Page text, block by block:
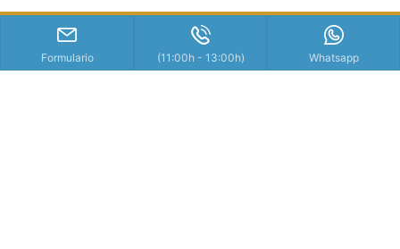
Formulario (11:00h - 13:00h) Whatsapp